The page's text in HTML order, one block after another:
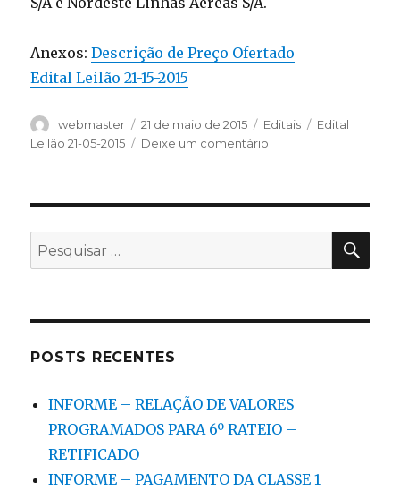
Anexos:Descrição de Preço Ofertado
Edital Leilão 21-15-2015
Autor
webmaster
Publicado
em
21 de maio de 2015 Categorias
Editais Tags
Edital
Leilão 21-05-2015
Deixe um comentário
Pesquisar
por:
POSTS RECENTES
INFORME – RELAÇÃO DE VALORES
PROGRAMADOS PARA 6º RATEIO –
RETIFICADO
INFORME – PAGAMENTO DA CLASSE 1